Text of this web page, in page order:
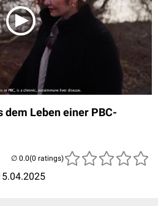
dem Leben einer PBC-
(0 ratings)